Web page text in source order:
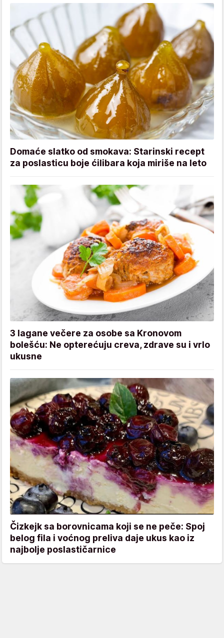
Domaće slatko od smokava: Starinski recept
za poslasticu boje ćilibara koja miriše na leto
3 lagane večere za osobe sa Kronovom
bolešću: Ne opterećuju creva, zdrave su i vrlo
ukusne
Čizkejk sa borovnicama koji se ne peče: Spoj
belog fila i voćnog preliva daje ukus kao iz
najbolje poslastičarnice